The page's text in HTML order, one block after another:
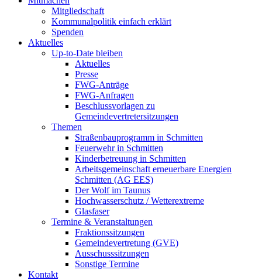
Mitgliedschaft
Kommunalpolitik einfach erklärt
Spenden
Aktuelles
Up-to-Date bleiben
Aktuelles
Presse
FWG-Anträge
FWG-Anfragen
Beschlussvorlagen zu
Gemeindevertretersitzungen
Themen
Straßenbauprogramm in Schmitten
Feuerwehr in Schmitten
Kinderbetreuung in Schmitten
Arbeitsgemeinschaft erneuerbare Energien
Schmitten (AG EES)
Der Wolf im Taunus
Hochwasserschutz / Wetterextreme
Glasfaser
Termine & Veranstaltungen
Fraktionssitzungen
Gemeindevertretung (GVE)
Ausschusssitzungen
Sonstige Termine
Kontakt